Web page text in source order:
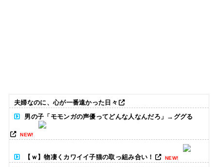
夫婦なのに、心が一番遠かった日々
男の子「モモンガの声優ってどんな人なんだろ」→ググる
NEW!
【ｗ】物凄くカワイイ子猫の取っ組み合い！ NEW!